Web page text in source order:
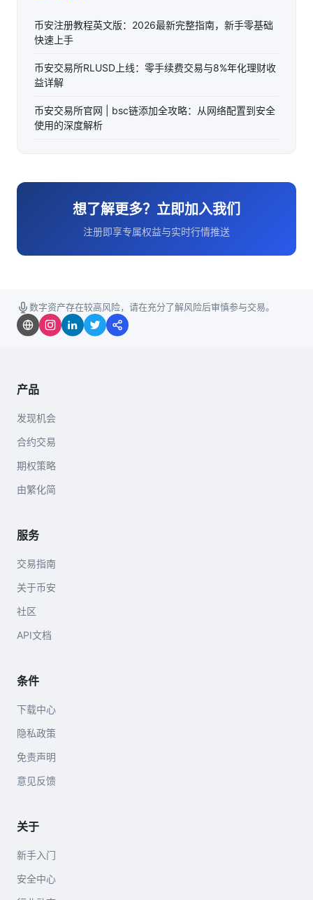
币安注册教程英文版：2026最新完整指南，新手零基础
快速上手
币安交易所RLUSD上线：零手续费交易与8%年化理财收
益详解
币安交易所官网 | bsc链添加全攻略：从网络配置到安全
使用的深度解析
想了解更多？立即加入我们
注册即享专属权益与实时行情推送
数字资产存在较高风险，请在充分了解风险后审慎参与交易。
产品
发现机会
合约交易
期权策略
由繁化简
服务
交易指南
关于币安
社区
API文档
条件
下载中心
隐私政策
免责声明
意见反馈
关于
新手入门
安全中心